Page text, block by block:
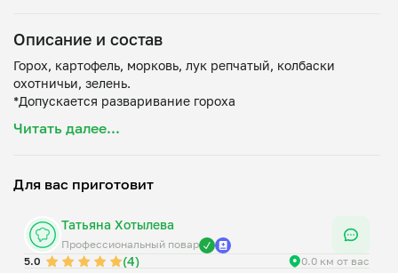
Описание и состав
Горох, картофель, морковь, лук репчатый, колбаски
охотничьи, зелень.
Читать далее...
Для вас приготовит
Татьяна Хотылева
Профессиональный повар
5.0
(4) 0.0 км от вас